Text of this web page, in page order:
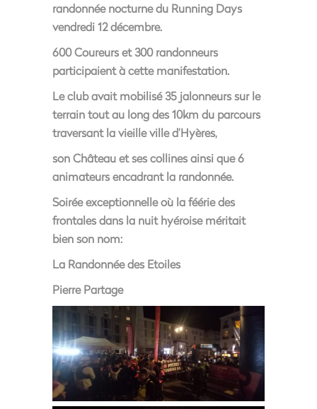
randonnée nocturne du Running Days
vendredi 12 décembre.
600 Coureurs et 300 randonneurs
participaient à cette manifestation.
Le club avait mobilisé 35 jalonneurs sur le
terrain tout au long des 10km du parcours
traversant la vieille ville d’Hyères,
son Château et ses collines ainsi que 6
animateurs encadrant la randonnée.
Soirée exceptionnelle où la féérie des
frontales dans la nuit hyéroise méritait
bien son nom:
La Randonnée des Etoiles
Pierre Partage